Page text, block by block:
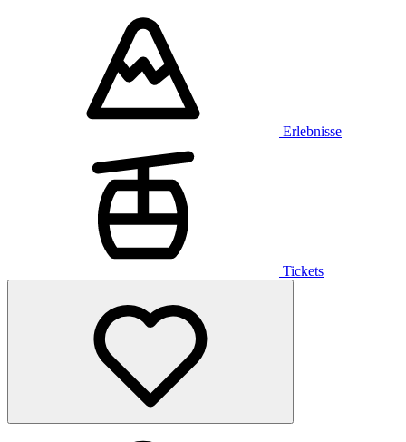
Erlebnisse
Tickets